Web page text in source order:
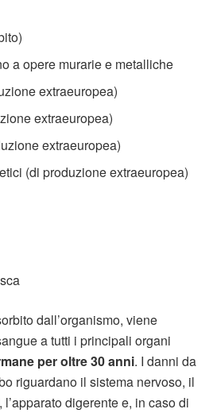
a opere murarie e metalliche
extraeuropea)
extraeuropea)
extraeuropea)
(di produzione extraeuropea)
dall’organismo, viene
a tutti i principali organi
per oltre 30 anni. I danni da
riguardano il sistema nervoso, il
digerente e, in caso di